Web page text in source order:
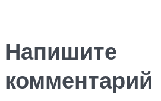
Напишите
комментарий